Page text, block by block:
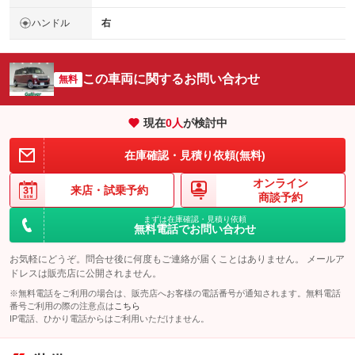
ハンドル 右
無料 この車両に関するお問い合わせ
現在0人が検討中
在庫確認・見積り依頼(無料)
来店・ 試乗予約
オンライン
商談予約
まずは在庫確認・見積り依頼
無料電話でお問い合わせ
お気軽にどうぞ。問合せ後に何度もご連絡が届くことはありません。 メールア
ドレスは販売店に公開されません。
※無料電話をご利用の場合は、販売店へお客様の電話番号が通知されます。無料電話
番号ご利用の際の注意点は こちら
IP電話、ひかり電話からはご利用いただけません。